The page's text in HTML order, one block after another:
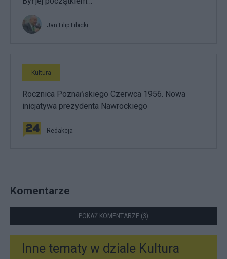
Jan Filip Libicki
Kultura
Rocznica Poznańskiego Czerwca 1956. Nowa
inicjatywa prezydenta Nawrockiego
Redakcja
Komentarze
POKAŻ KOMENTARZE (3)
Inne tematy w dziale Kultura